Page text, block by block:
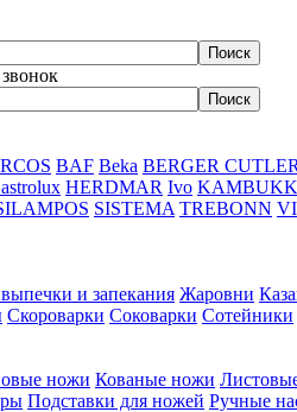
звонок
BAF Beka BERGER
HERDMAR Ivo
SISTEMA TREBONN
и запекания Жаровни
Скороварки Соковарки Сотейники
ножи Кованые ножи
Подставки для ножей Ручные